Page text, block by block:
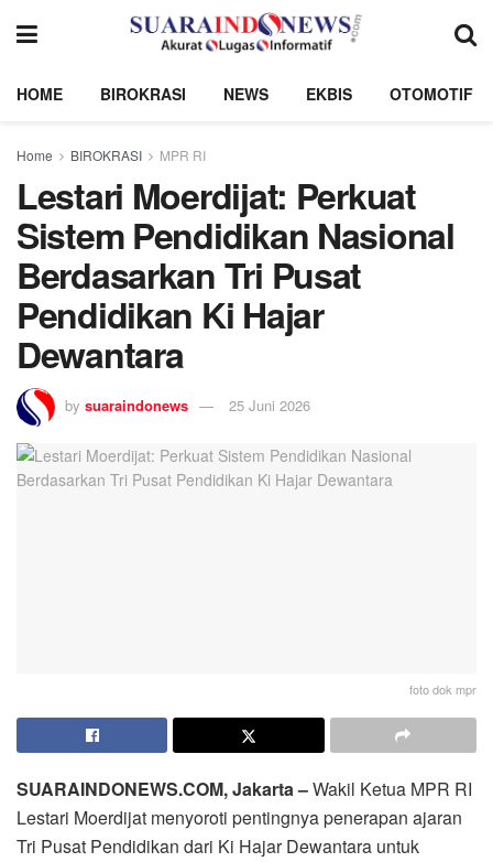
HOME BIROKRASI NEWS EKBIS OTOMOTIF
Home BIROKRASI MPR RI
Lestari Moerdijat: Perkuat
Sistem Pendidikan Nasional
Berdasarkan Tri Pusat
Pendidikan Ki Hajar
Dewantara
by suaraindonews 25 Juni 2026
foto dok mpr
SUARAINDONEWS.COM, Jakarta –Wakil Ketua MPR RI
Lestari Moerdijat menyoroti pentingnya penerapan ajaran
Tri Pusat Pendidikan dari Ki Hajar Dewantara untuk